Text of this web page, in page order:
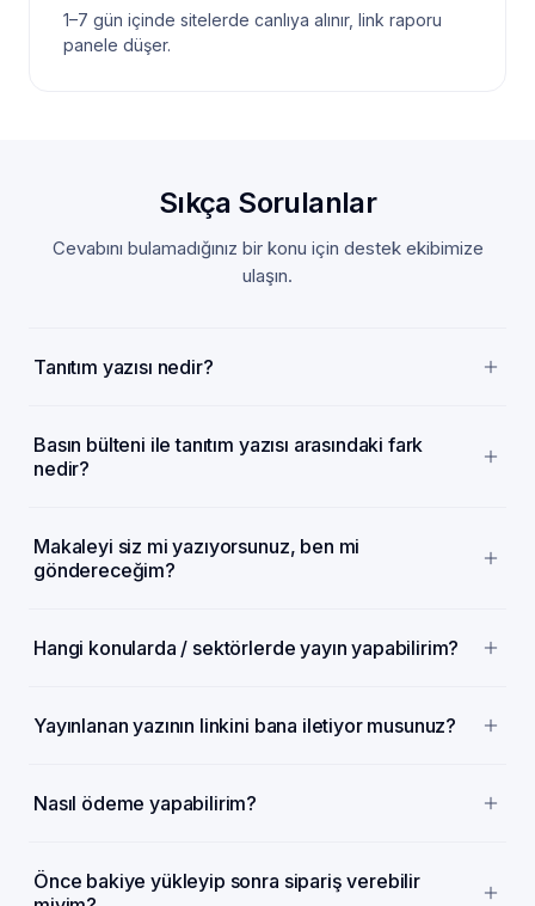
1–7 gün içinde sitelerde canlıya alınır, link raporu
panele düşer.
Sıkça Sorulanlar
Cevabını bulamadığınız bir konu için destek ekibimize
ulaşın.
Tanıtım yazısı nedir?
Basın bülteni ile tanıtım yazısı arasındaki fark
nedir?
Makaleyi siz mi yazıyorsunuz, ben mi
göndereceğim?
Hangi konularda / sektörlerde yayın yapabilirim?
Yayınlanan yazının linkini bana iletiyor musunuz?
Nasıl ödeme yapabilirim?
Önce bakiye yükleyip sonra sipariş verebilir